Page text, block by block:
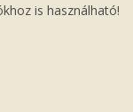
is használható!